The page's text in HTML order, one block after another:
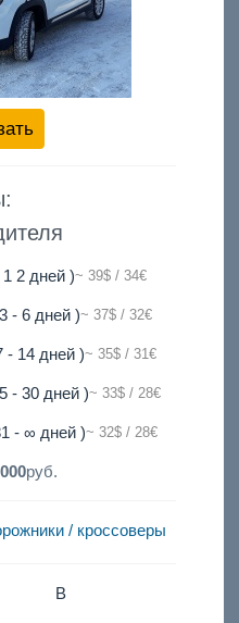
2 дней )~ 39$ / 34€
- 6 дней )~ 37$ / 32€
- 14 дней )~ 35$ / 31€
- 30 дней )~ 33$ / 28€
- ∞ дней )~ 32$ / 28€
руб.
/ кроссоверы
B